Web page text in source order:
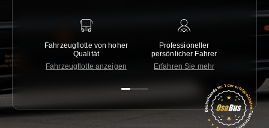
Fahrzeugflotte von hoher
Qualität
Fahrzeugflotte anzeigen
Professioneller
persönlicher Fahrer
Erfahren Sie mehr